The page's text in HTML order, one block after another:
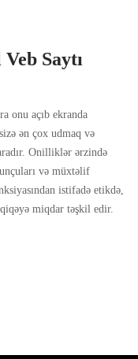
Saytı
onu açıb ekranda
ən çox udmaq və
Onilliklər ərzində
və müxtəlif
istifadə etikdə,
miqdar təşkil edir.